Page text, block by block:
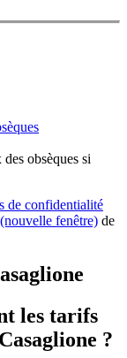
obsèques si
de confidentialité
(nouvelle fenêtre) de
les tarifs
?